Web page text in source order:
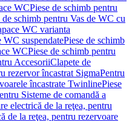
WCPiese de schimb pentru
de schimb pentru Vas de WC cu
WC varianta
WC suspendatePiese de schimb
WCPiese de schimb pentru
AccesoriiClapete de
rezervor încastrat SigmaPentru
încastrate TwinlinePiese
Sisteme de comandă a
electrică de la reţea, pentru
de la reţea, pentru rezervoare